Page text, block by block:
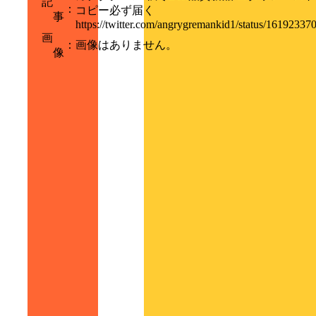
事
： コピー必ず届く
https://twitter.com/angrygremankid1/status/
画
像
： 画像はありません。